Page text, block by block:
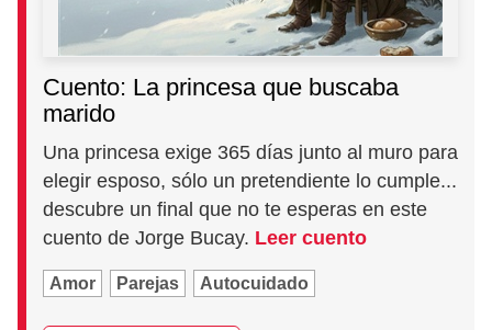
Cuento: La princesa que buscaba
marido
Una princesa exige 365 días junto al muro para
elegir esposo, sólo un pretendiente lo cumple...
descubre un final que no te esperas en este
cuento de Jorge Bucay. Leer cuento
Amor Parejas Autocuidado